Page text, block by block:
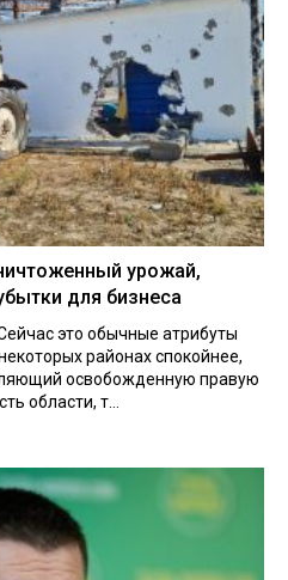
урожай,
для бизнеса
это обычные атрибуты
районах спокойнее,
освобожденную правую
области, т...